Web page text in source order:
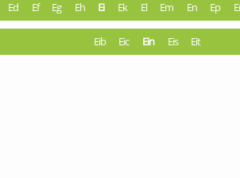
Ed Ef Eg Eh Ei Ek El Em En Ep
Eib Eic Ein Eis Eit